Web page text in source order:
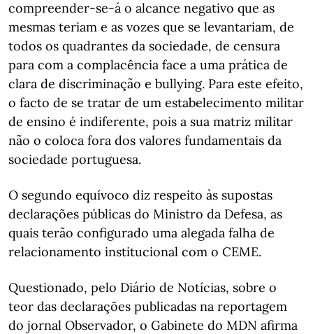
compreender-se-á o alcance negativo que as
mesmas teriam e as vozes que se levantariam, de
todos os quadrantes da sociedade, de censura
para com a complacência face a uma prática de
clara de discriminação e bullying. Para este efeito,
o facto de se tratar de um estabelecimento militar
de ensino é indiferente, pois a sua matriz militar
não o coloca fora dos valores fundamentais da
sociedade portuguesa.
O segundo equívoco diz respeito às supostas
declarações públicas do Ministro da Defesa, as
quais terão configurado uma alegada falha de
relacionamento institucional com o CEME.
Questionado, pelo Diário de Notícias, sobre o
teor das declarações publicadas na reportagem
do jornal Observador, o Gabinete do MDN afirma